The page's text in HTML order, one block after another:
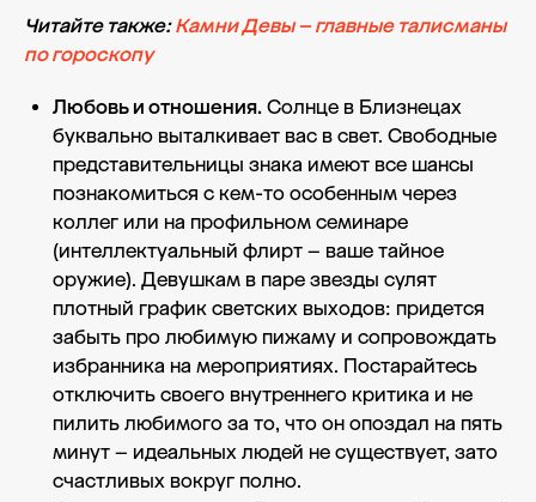
Читайте также:Камни Девы – главные талисманы
по гороскопу
Любовь и отношения. Солнце в Близнецах
буквально выталкивает вас в свет. Свободные
представительницы знака имеют все шансы
познакомиться с кем-то особенным через
коллег или на профильном семинаре
(интеллектуальный флирт – ваше тайное
оружие). Девушкам в паре звезды сулят
плотный график светских выходов: придется
забыть про любимую пижаму и сопровождать
избранника на мероприятиях. Постарайтесь
отключить своего внутреннего критика и не
пилить любимого за то, что он опоздал на пять
минут – идеальных людей не существует, зато
счастливых вокруг полно.